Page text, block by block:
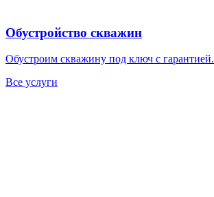
Обустройство скважин
Обустроим скважину под ключ с гарантией.
Все услуги